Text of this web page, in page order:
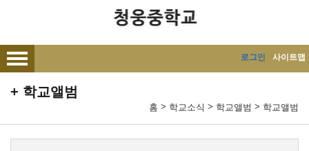
로그인 사이트맵
학교앨범
홈 > 학교소식 > 학교앨범 > 학교앨범